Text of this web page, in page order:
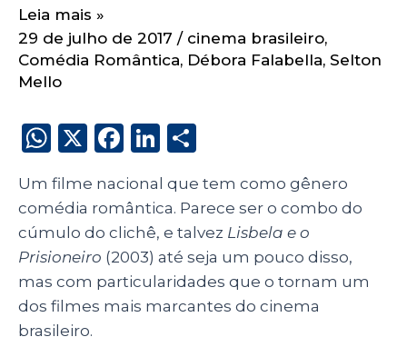
Leia mais »
29 de julho de 2017 / cinema brasileiro,
Comédia Romântica, Débora Falabella, Selton
Mello
W
a
ts
A
p
p
X
F
c
e
b
o
o
Li
k
e
dI
n
a
re
Um filme nacional que tem como gênero
comédia romântica. Parece ser o combo do
cúmulo do clichê, e talvez Lisbela e o
Prisioneiro (2003) até seja um pouco disso,
mas com particularidades que o tornam um
dos filmes mais marcantes do cinema
brasileiro.